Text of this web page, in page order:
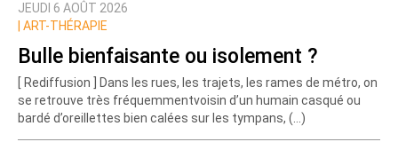
Prévenez-moi de tous les nouveaux commentaires
JEUDI 6 AOÛT 2026
ART-THÉRAPIE
Bulle bienfaisante ou isolement ?
[ Rediffusion ] Dans les rues, les trajets, les rames de métro, on
se retrouve très fréquemmentvoisin d’un humain casqué ou
bardé d’oreillettes bien calées sur les tympans, (…)